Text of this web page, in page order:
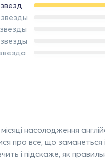
насолодження
про все, що заманеться
і підскаже, як